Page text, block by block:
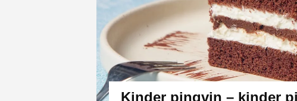
Kinder pingvin – kinder